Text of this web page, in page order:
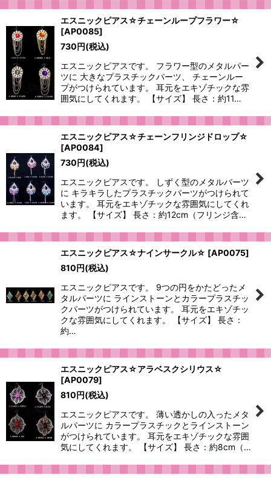
エスニックピアス☆チェーンループフラワー☆
[AP0085]
730円(税込)
エスニックピアスです。 フラワー型のメタルパー
ツに 大きなプラスチックパーツ、 チェーンルー
プがつけられています。 耳元をエキゾチックな雰
囲気にしてくれます。 【サイズ】 長さ：約11…
エスニックピアス☆チェーンフリンジドロップ☆
[AP0084]
730円(税込)
エスニックピアスです。 しずく型のメタルパーツ
に キラキラしたプラスチックパーツがつけられて
います。 耳元をエキゾチックな雰囲気にしてくれ
ます。 【サイズ】 長さ：約12cm（フリンジ含…
エスニックピアス☆ナインサークル☆ [AP0075]
810円(税込)
エスニックピアスです。 9つの円をかたどったメ
タルパーツに ラインストーンとカラープラスチッ
クパーツがつけられています。 耳元をエキゾチッ
クな雰囲気にしてくれます。 【サイズ】 長さ：
約…
エスニックピアス☆アラベスクシリウス☆
[AP0079]
810円(税込)
エスニックピアスです。 薄い透かしの入ったメタ
ルパーツに カラープラスチックとラインストーン
がつけられています。 耳元をエキゾチックな雰囲
気にしてくれます。 【サイズ】 長さ：約8cm（…